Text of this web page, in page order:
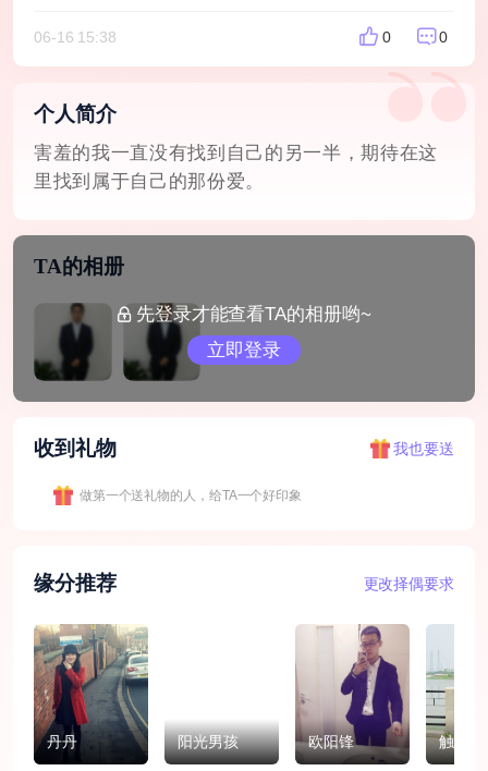
06-16 15:38 0 0
个人简介
害羞的我一直没有找到自己的另一半，期待在这
里找到属于自己的那份爱。
TA的相册
先登录才能查看TA的相册哟~
立即登录
收到礼物 我也要送
做第一个送礼物的人，给TA一个好印象
缘分推荐 更改择偶要求
丹丹 阳光男孩 欧阳锋 触动你